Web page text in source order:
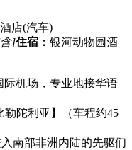
店(汽车)
]住宿： 银河动物园酒
际机场，专业地接华语
陀利亚】（车程约45
南部非洲内陆的先驱们